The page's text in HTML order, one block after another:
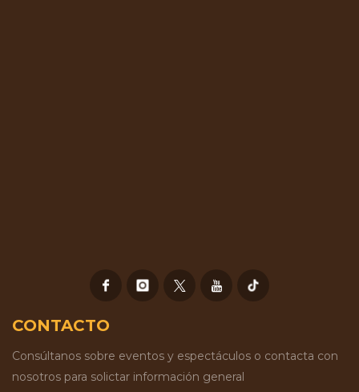
CONTACTO
Consúltanos sobre eventos y espectáculos o contacta con
nosotros para solictar información general